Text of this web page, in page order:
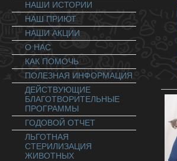
НАШИ ИСТОРИИ
НАШ ПРИЮТ
НАШИ АКЦИИ
О НАС
КАК ПОМОЧЬ
ПОЛЕЗНАЯ ИНФОРМАЦИЯ
ДЕЙСТВУЮЩИЕ
БЛАГОТВОРИТЕЛЬНЫЕ
ПРОГРАММЫ
ГОДОВОЙ ОТЧЕТ
ЛЬГОТНАЯ
СТЕРИЛИЗАЦИЯ
ЖИВОТНЫХ